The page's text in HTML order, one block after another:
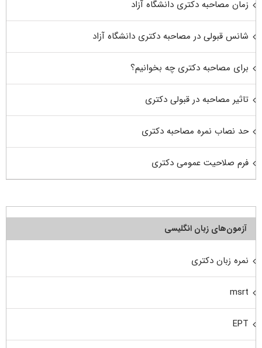
زمان مصاحبه دکتری دانشگاه آزاد
شانس قبولی در مصاحبه دکتری دانشگاه آزاد
برای مصاحبه دکتری چه بخوانیم؟
تاثیر مصاحبه در قبولی دکتری
حد نصاب نمره مصاحبه دکتری
فرم صلاحیت عمومی دکتری
آزمون‌های زبان انگلیسی
نمره زبان دکتری
msrt
EPT